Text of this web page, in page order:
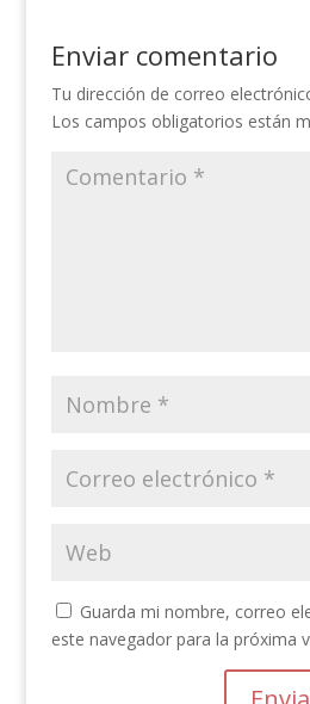
Enviar comentario
Tu dirección de correo
Los campos obligatorios están
Guarda mi nombre, correo
este navegador para la próxima